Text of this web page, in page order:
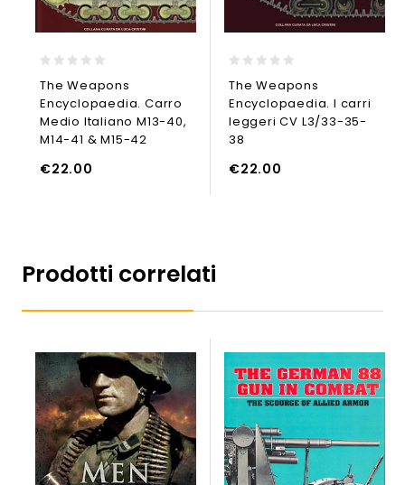
out
of
5
The Weapons
Encyclopaedia. Carro
Medio Italiano M13-40,
M14-41 & M15-42
€22.00
out
of
5
The Weapons
Encyclopaedia. I carri
leggeri CV L3/33-35-
38
€22.00
AL CARRELLO AGGIUNGI AL CARRELLO
Prodotti correlati